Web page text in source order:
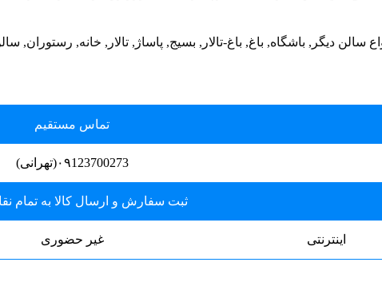
سالن دیگر, باشگاه, باغ, باغ-تالار, بسیج, پاساژ, تالار, خانه,
تماس مستقیم
۰۹123700273(تهرانی)
ثبت سفارش و ارسال کالا به تمام
اینترنتی غیر حضوری